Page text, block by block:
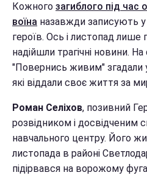
Кожного загиблого під час
воїна назавжди записують
героїв. Ось і листопад
надійшли трагічні новини. На
"Повернись живим" згадали
які віддали своє життя за
Роман Селіхов, позивний
розвідником і досвідченим
навчального центру. Його
листопада в районі
підірвався на ворожому